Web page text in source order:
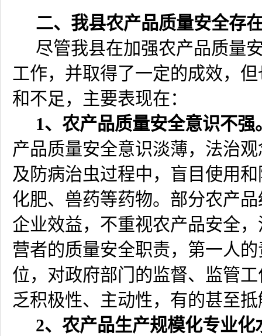
二、我县农产品质量安全存
尽管我县在加强农产品质量
工作，并取得了一定的成效，
和不足，主要表现在：
1、农产品质量安全意识不强
产品质量安全意识淡薄，法治
及防病治虫过程中，盲目使用
化肥、兽药等药物。部分农产
企业效益，不重视农产品安全
营者的质量安全职责，第一人
位，对政府部门的监督、监管
乏积极性、主动性，有的甚至
2、农产品生产规模化专业化